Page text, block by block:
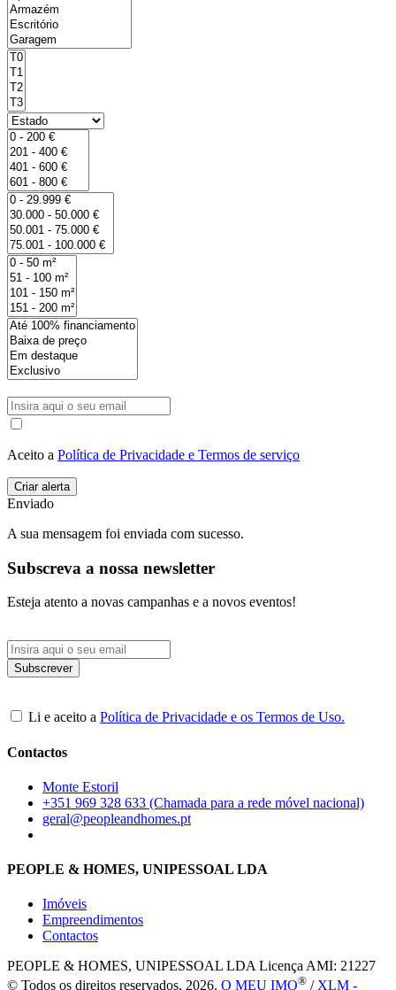
Aceito a Política de Privacidade e Termos de serviço
Enviado
A sua mensagem foi enviada com sucesso.
Subscreva a nossa newsletter
Esteja atento a novas campanhas e a novos eventos!
Li e aceito a Política de Privacidade e os Termos de Uso.
Contactos
Monte Estoril
+351 969 328 633 (Chamada para a rede móvel nacional)
geral@peopleandhomes.pt
PEOPLE & HOMES, UNIPESSOAL LDA
Imóveis
Empreendimentos
Contactos
PEOPLE & HOMES, UNIPESSOAL LDA Licença AMI: 21227
© Todos os direitos reservados, 2026. O MEU IMO® /XLM -